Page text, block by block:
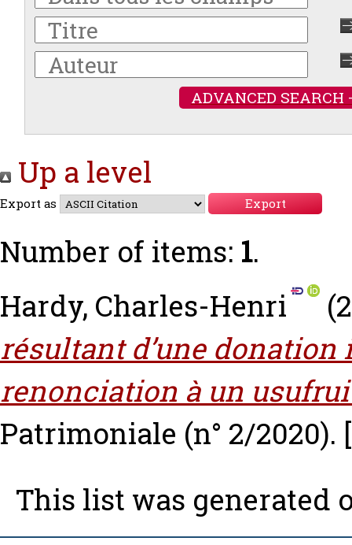
ADVANCED SEARCH
Up a level
Export as
Number of items: 1.
Hardy, Charles-Henri
résultant d’une
renonciation à un
Patrimoniale (n° 2/2020).
This list was generated